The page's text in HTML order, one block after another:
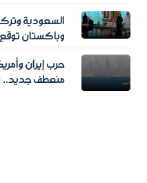
دون محاور
السعودية
وباكستان توقع
تتضمن؟
حرب إيران
منعطف جديد..